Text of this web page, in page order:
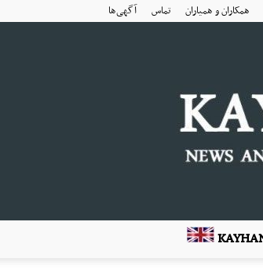
همکاران و همیاران تماس آگهی‌ها